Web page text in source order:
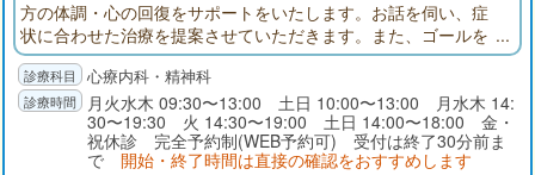
方の体調・心の回復をサポートをいたします。お話を伺い、症
状に合わせた治療を提案させていただきます。また、ゴールを
定めた治療を行います。まずは、お気軽にご相談・お問合せく
ださい。 心療内科・精神科
月火水木 09:30〜13:00 土日 10:00〜13:00 月水木 14:
30〜19:30 火 14:30〜19:00 土日 14:00〜18:00 金・
祝休診 完全予約制(WEB予約可) 受付は終了30分前ま
で 開始・終了時間は直接の確認をおすすめします